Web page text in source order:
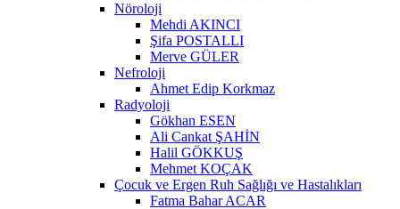
Nöroloji
Mehdi AKINCI
Şifa POSTALLI
Merve GÜLER
Nefroloji
Ahmet Edip Korkmaz
Radyoloji
Gökhan ESEN
Ali Cankat ŞAHİN
Halil GÖKKUŞ
Mehmet KOÇAK
Çocuk ve Ergen Ruh Sağlığı ve Hastalıkları
Fatma Bahar ACAR